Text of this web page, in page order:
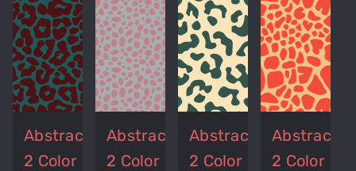
Abstract
2 Color
Abstract
2 Color
Abstract
2 Color
Abstract
2 Color